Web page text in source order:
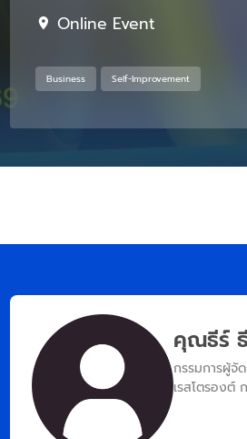
Online Event
Business Self-Improvement
คุณธีร์ ธี
กรรมการผู้จั
เรสโตรองต์